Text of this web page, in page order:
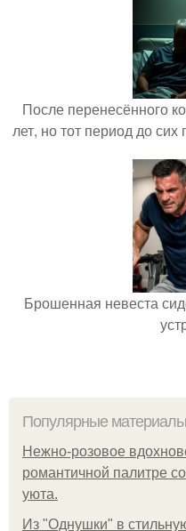
После перенесённого
лет, но тот период до сих
Брошенная невеста
Популярные материалы
Нежно-розовое
романтичной палитре
уюта.
Из "Однушки" в